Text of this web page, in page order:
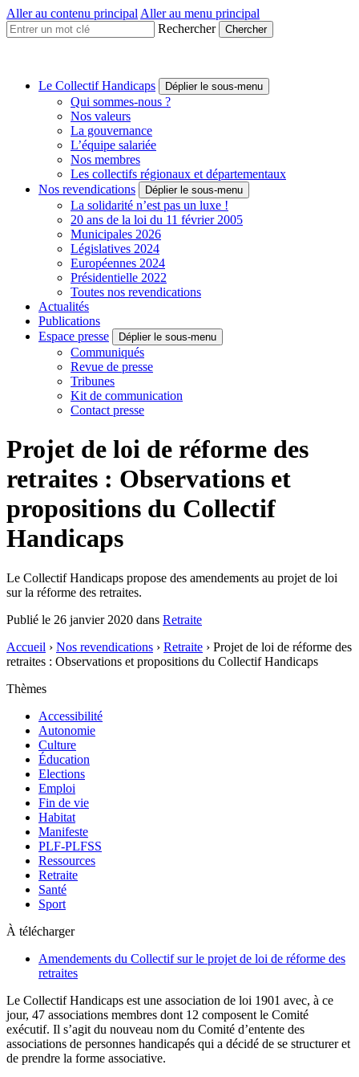
Aller au contenu principal Aller au menu principal
Rechercher
Une
Le Collectif Handicaps Déplier le sous-menu
Qui sommes-nous ?
Nos valeurs
La gouvernance
L’équipe salariée
Nos membres
Les collectifs régionaux et départementaux
Nos revendications
Déplier le sous-menu
La solidarité n’est pas un luxe !
20 ans de la loi du 11 février 2005
Municipales 2026
Législatives 2024
Européennes 2024
Présidentielle 2022
Toutes nos revendications
Actualités
Publications
Espace presse
Déplier le sous-menu
Communiqués
Revue de presse
Tribunes
Kit de communication
Contact presse
Projet de loi de réforme des
retraites : Observations et
propositions du Collectif
Handicaps
Le Collectif Handicaps propose des amendements au projet de loi
sur la réforme des retraites.
Publié le 26 janvier 2020 dans Retraite
Accueil › Nos revendications › Retraite › Projet de loi de réforme des
retraites : Observations et propositions du Collectif Handicaps
Thèmes
Accessibilité
Autonomie
Culture
Éducation
Elections
Emploi
Fin de vie
Habitat
Manifeste
PLF-PLFSS
Ressources
Retraite
Santé
Sport
À télécharger
Amendements du Collectif sur le projet de loi de réforme des
retraites
Le Collectif Handicaps est une association de loi 1901 avec, à ce
jour, 47 associations membres dont 12 composent le Comité
exécutif. Il s’agit du nouveau nom du Comité d’entente des
associations de personnes handicapés qui a décidé de se structurer et
de prendre la forme associative.